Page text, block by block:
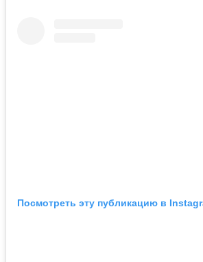
Посмотреть эту публикацию в